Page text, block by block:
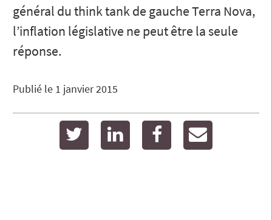
général du think tank de gauche Terra Nova,
l’inflation législative ne peut être la seule
réponse.
Publié le 1 janvier 2015
twitter linkedin facebook